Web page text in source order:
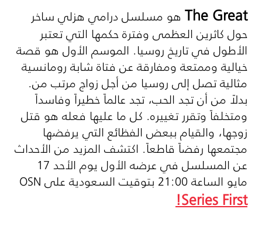
The Great هو مسلسل درامي هزلي ساخر
حول كاثرين العظمى وفترة حكمها التي تعتبر
الأطول في تاريخ روسيا. الموسم الأول هو قصة
خيالية وممتعة ومفارقة عن فتاة شابة رومانسية
مثالية تصل إلى روسيا من أجل زواج مرتب من.
بدلاً من أن تجد الحب، تجد عالماً خطيراً وفاسداً
ومتخلفاً وتقرر تغييره. كل ما عليها فعله هو قتل
زوجها، والقيام ببعض الفظائع التي يرفضها
مجتمعها رفضاً قاطعاً. اكتشف المزيد من الأحداث
عن المسلسل في عرضه الأول يوم الأحد 17
مايو الساعة 21:00 بتوقيت السعودية على OSN
Series First
!